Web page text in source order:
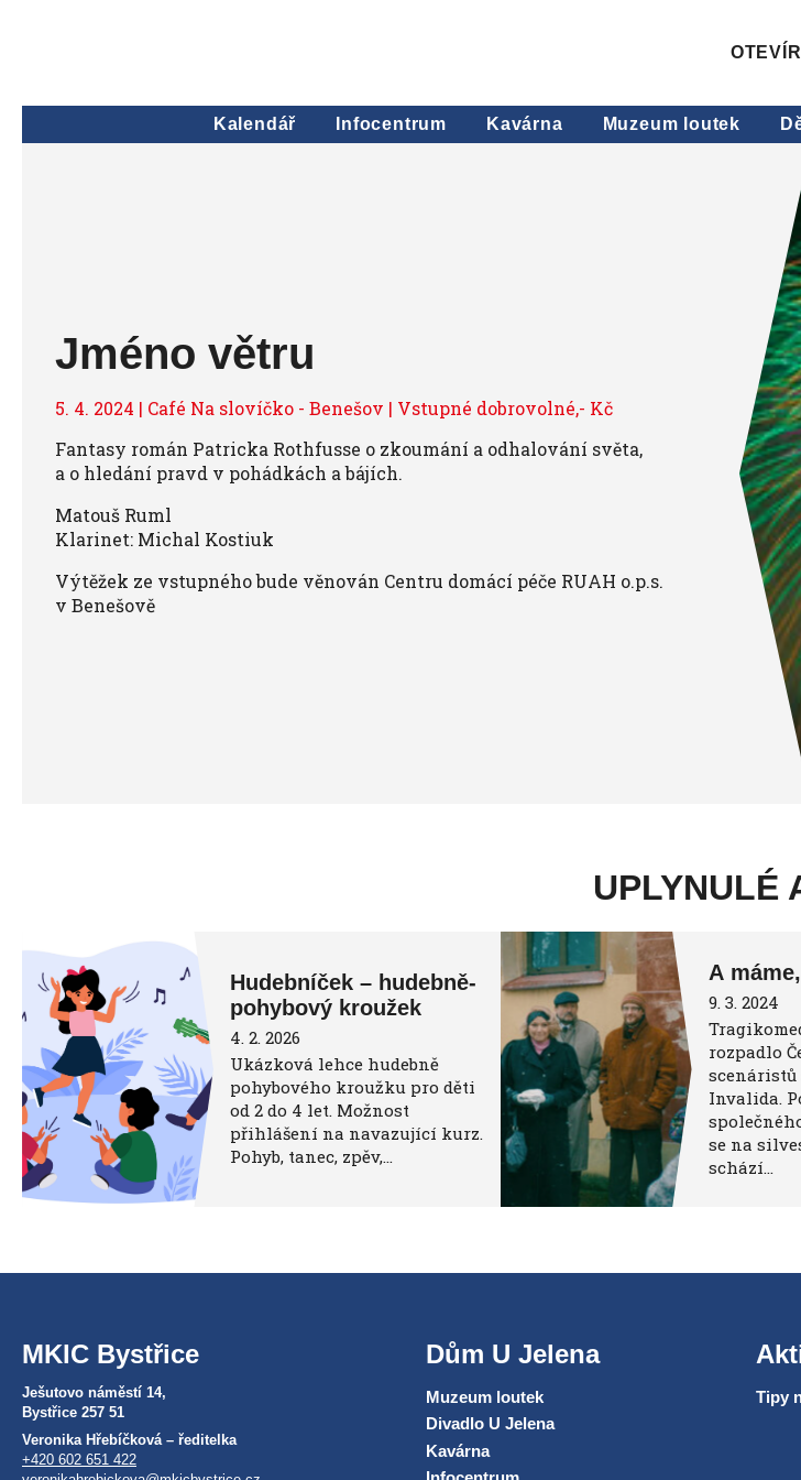
Kalendář Infocentrum Kavárna Muzeum loutek
Jméno větru
5. 4. 2024 | Café Na slovíčko - Benešov | Vstupné dobrovolné,- Kč
Fantasy román Patricka Rothfusse o zkoumání a odhalování světa,
a o hledání pravd v pohádkách a bájích.
Matouš Ruml
Klarinet: Michal Kostiuk
Výtěžek ze vstupného bude věnován Centru domácí péče RUAH o.p.s.
v Benešově
UPLYNULÉ
Hudebníček – hudebně-
pohybový kroužek
4. 2. 2026
Ukázková lehce hudebně
pohybového kroužku pro děti
od 2 do 4 let. Možnost
přihlášení na navazující kurz.
Pohyb, tanec, zpěv,…
A
9. 3. 2024
rozpadlo
Invalida.
se na
schází…
MKIC Bystřice
Ješutovo náměstí 14,
Bystřice 257 51
Veronika Hřebíčková – ředitelka
+420 602 651 422
Dům U Jelena
Muzeum loutek
Divadlo U Jelena
Kavárna
Tipy